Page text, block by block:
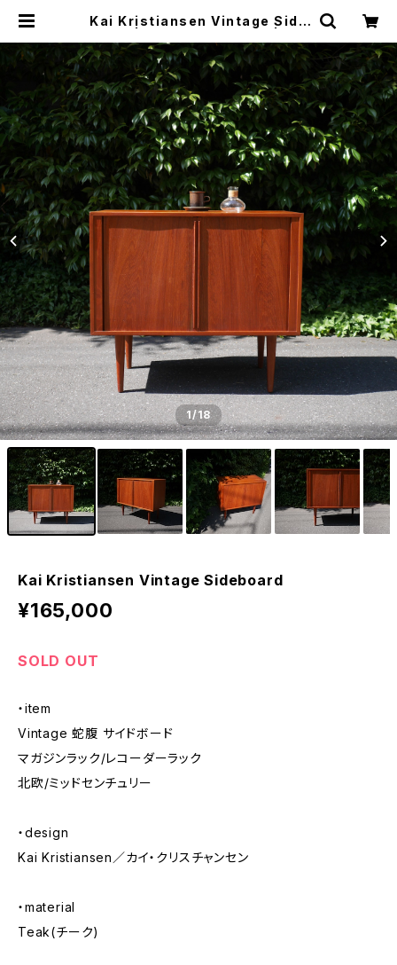
Kai Kristiansen Vintage Side
区神楽坂のリサイクルショップ・古着
1/18
Kai Kristiansen Vintage Sideboard
¥165,000
SOLD OUT
・item
Vintage 蛇腹 サイドボード
マガジンラック/レコーダーラック
北欧/ミッドセンチュリー
・design
Kai Kristiansen／カイ・クリスチャンセン
・material
Teak(チーク)